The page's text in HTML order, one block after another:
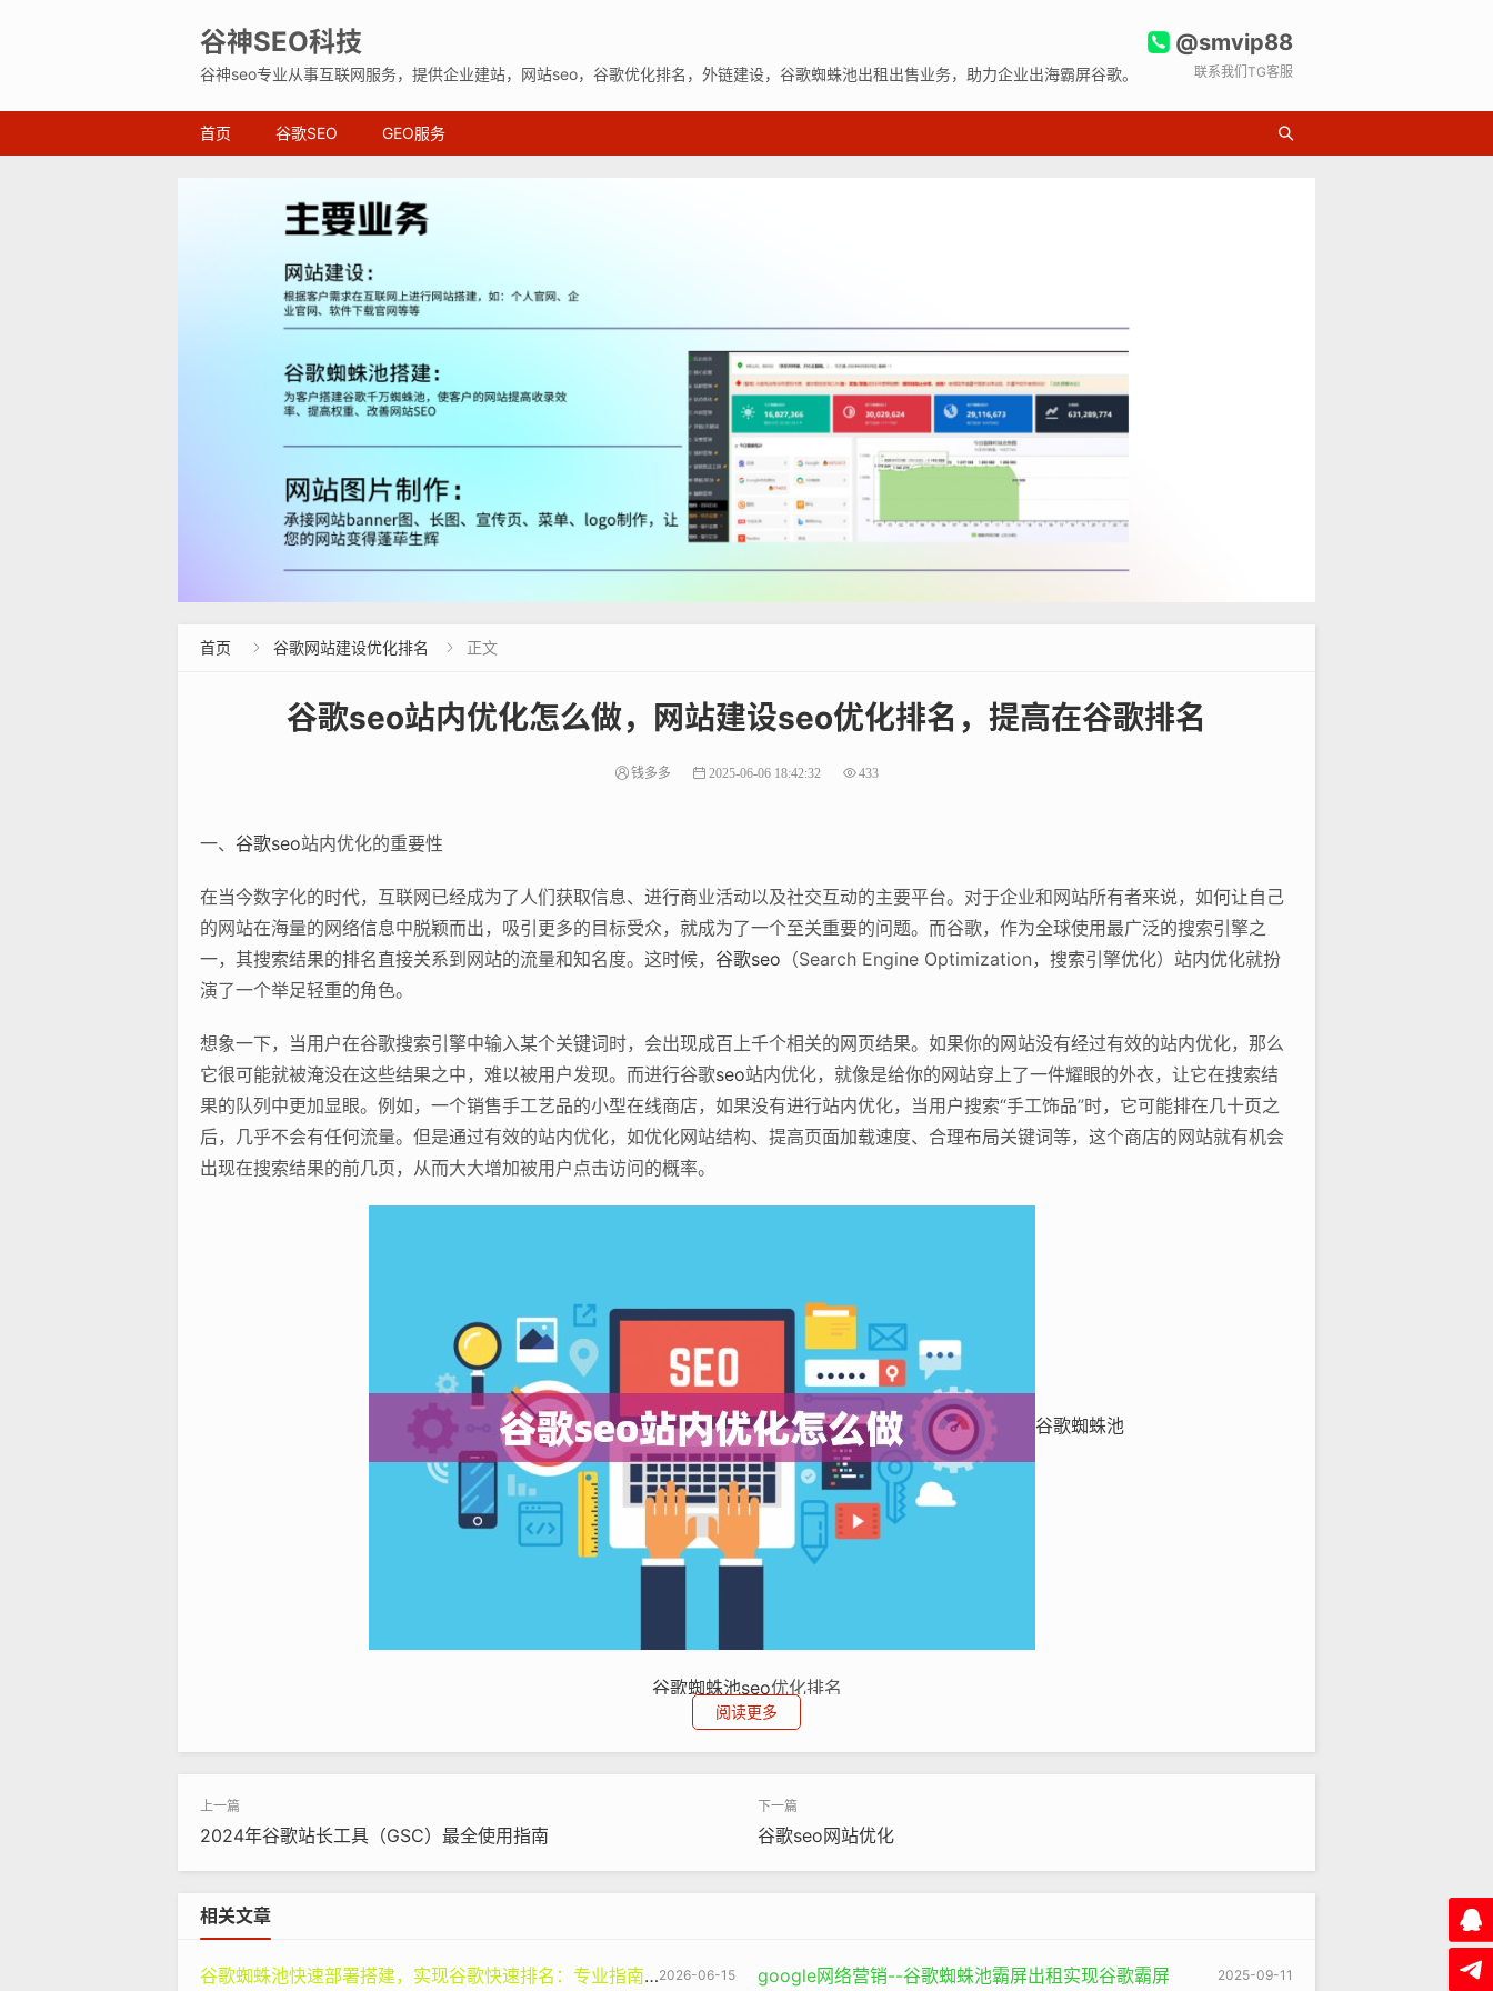
谷神SEO科技
谷神seo专业从事互联网服务，提供企业建站，网站seo，谷歌优化排名，外链建设，谷歌蜘蛛池出租出售业务，助力企业出海霸屏谷歌。
@smvip88
联系我们TG客服
首页 谷歌SEO GEO服务
首页  谷歌网站建设优化排名  正文
谷歌seo站内优化怎么做，网站建设seo优化排名，提高在谷歌排名
钱多多 2025-06-06 18:42:32 433
一、 谷歌seo站内优化的重要性
在当今数字化的时代，互联网已经成为了人们获取信息、进行商业活动以及社交互动的主要平台。对于企业和网站所有者来说，如何让自己
的网站在海量的网络信息中脱颖而出，吸引更多的目标受众，就成为了一个至关重要的问题。而谷歌，作为全球使用最广泛的搜索引擎之
一，其搜索结果的排名直接关系到网站的流量和知名度。这时候， 谷歌seo （Search Engine Optimization，搜索引擎优化）站内优化就扮
演了一个举足轻重的角色。
想象一下，当用户在谷歌搜索引擎中输入某个关键词时，会出现成百上千个相关的网页结果。如果你的网站没有经过有效的站内优化，那么
它很可能就被淹没在这些结果之中，难以被用户发现。而进行谷歌seo站内优化，就像是给你的网站穿上了一件耀眼的外衣，让它在搜索结
果的队列中更加显眼。例如，一个销售手工艺品的小型在线商店，如果没有进行站内优化，当用户搜索“手工饰品”时，它可能排在几十页之
后，几乎不会有任何流量。但是通过有效的站内优化，如优化网站结构、提高页面加载速度、合理布局关键词等，这个商店的网站就有机会
出现在搜索结果的前几页，从而大大增加被用户点击访问的概率。
谷歌蜘蛛池
谷歌蜘蛛池seo优化排名
如果网站在谷歌搜索中的排名很低，那么即使产品再好，也很难被大众知晓。相反，那些重视
客户，提升品牌知名度，进而在市场竞争中取得优势。
（一）网站结构优化
阅读更多
‌2024年谷歌站长工具（GSC）最全使用指南‌ 谷歌seo网站优化
相关文章
2026-06-15
谷歌蜘蛛池快速部署搭建，实现谷歌快速排名：专业指南与谷神SEO的价值 2025-09-11
google网络营销--谷歌蜘蛛池霸屏出租实现谷歌霸屏